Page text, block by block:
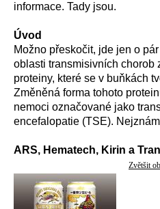
informace. Tady jsou.
Úvod
Možno přeskočit, jde jen o
oblasti transmisivních chorob
proteiny, které se v buňkách
Změněná forma tohoto
nemoci označované jako
encefalopatie (TSE).
ARS, Hematech, Kirin a
Zvětšit